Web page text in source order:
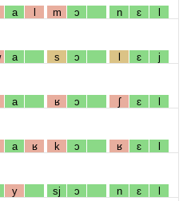
a l m ɔ n ɛ l
a s ɔ l ɛ j
a ʁ ɔ ʃ ɛ l
a ʁ k ɔ ʁ ɛ l
y sj ɔ n ɛ l